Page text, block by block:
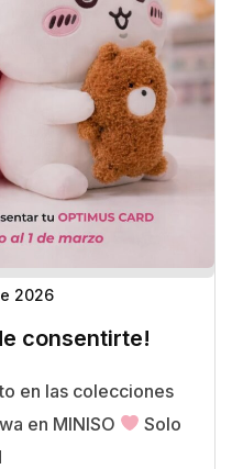
2026
consentirte!
en las colecciones
en MINISO
Solo